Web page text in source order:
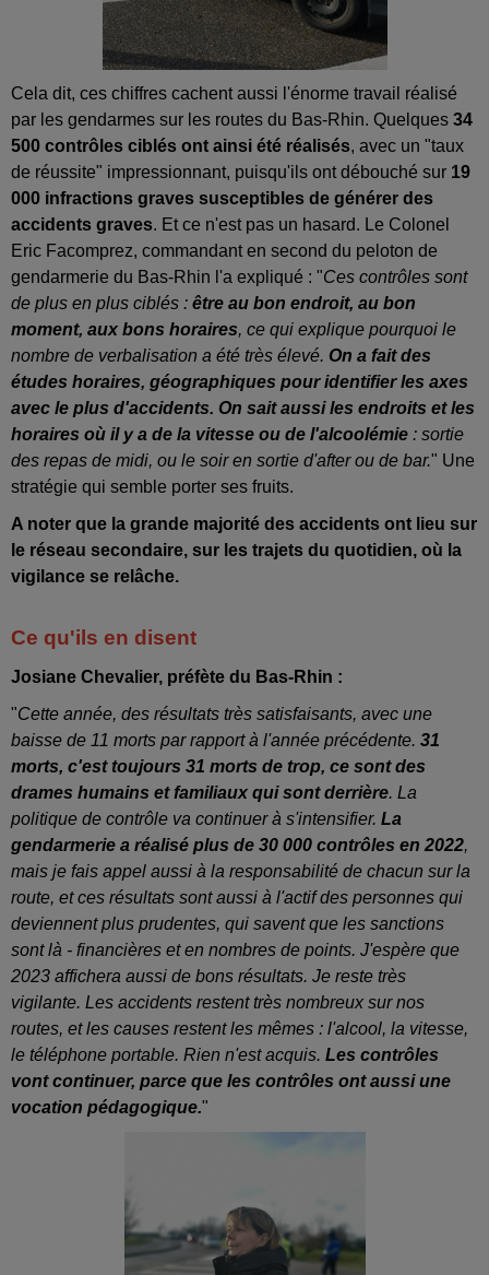
Cela dit, ces chiffres cachent aussi l'énorme travail réalisé
par les gendarmes sur les routes du Bas-Rhin. Quelques 34
500 contrôles ciblés ont ainsi été réalisés, avec un "taux
de réussite" impressionnant, puisqu'ils ont débouché sur 19
000 infractions graves susceptibles de générer des
accidents graves. Et ce n'est pas un hasard. Le Colonel
Eric Facomprez, commandant en second du peloton de
gendarmerie du Bas-Rhin l'a expliqué : "Ces contrôles sont
de plus en plus ciblés : être au bon endroit, au bon
moment, aux bons horaires, ce qui explique pourquoi le
nombre de verbalisation a été très élevé. On a fait des
études horaires, géographiques pour identifier les axes
avec le plus d'accidents. On sait aussi les endroits et les
horaires où il y a de la vitesse ou de l'alcoolémie : sortie
des repas de midi, ou le soir en sortie d'after ou de bar." Une
stratégie qui semble porter ses fruits.
A noter que la grande majorité des accidents ont lieu sur
le réseau secondaire, sur les trajets du quotidien, où la
vigilance se relâche.
Ce qu'ils en disent
Josiane Chevalier, préfète du Bas-Rhin :
"Cette année, des résultats très satisfaisants, avec une
baisse de 11 morts par rapport à l'année précédente. 31
morts, c'est toujours 31 morts de trop, ce sont des
drames humains et familiaux qui sont derrière. La
politique de contrôle va continuer à s'intensifier. La
gendarmerie a réalisé plus de 30 000 contrôles en 2022,
mais je fais appel aussi à la responsabilité de chacun sur la
route, et ces résultats sont aussi à l'actif des personnes qui
deviennent plus prudentes, qui savent que les sanctions
sont là - financières et en nombres de points. J'espère que
2023 affichera aussi de bons résultats. Je reste très
vigilante. Les accidents restent très nombreux sur nos
routes, et les causes restent les mêmes : l'alcool, la vitesse,
le téléphone portable. Rien n'est acquis. Les contrôles
vont continuer, parce que les contrôles ont aussi une
vocation pédagogique."